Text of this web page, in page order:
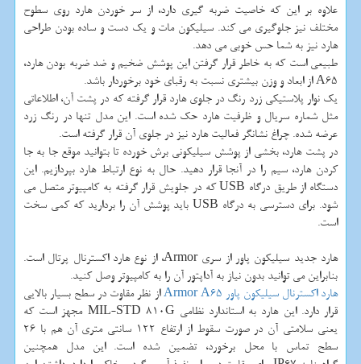
علاوه بر این که خاصیت ضربه گیری دارد، از سر خوردن هارد روی سطوح
مختلف نیز جلوگیری می کند. سیلیکون مات و یک دست و ساده بودن طراحی
هارد نیز به شما حس خوبی می دهد.
طبیعی است که به خاطر قرار گرفتن این پوشش ضخیم و ضد ضربه بودن هارد،
A65از ابعاد و وزن بیشتری نسبت به رقبای خود برخوردار باشد.
یک نوار پلاستیکی زرد رنگ در جلوی هارد قرار گرفته که در پشت آن، اطلاعاتی
مثل شماره سریال و ظرفیت هارد حک شده است. این مدل تنها در رنگ زرد
عرضه شده. چراغ نشانگر فعالیت هارد نیز در جلوی آن قرار گرفته است.
در پشت هارد، بخشی از پوشش سیلیکونی برش خورده تا بتوانید موقع جا به جا
کردن هارد، سیم را در آنجا قرار دهید. حال به نوع ارتباط هارد بپردازیم. این
دستگاه از طریق درگاه USBکه در جلویش قرار گرفته به کامپیوتر متصل می
شود. برای دسترسی به درگاه USBباید پوشش آن را بردارید که کمی سخت
است.
هارد جدید سیلیکون پاور از سریArmor، از نوع هارد اکسترنال پرتال است.
بنابراین می توانید بدون نیاز به آداپتور آن را به کامپیوتر وصل کنید.
هارد اکسترنال سیلیکون پاور Armor A65از نظر مقاوت در سطح بسیار بالایی
قرار دارد. این هارد به استاندارد نظامی MIL-STD 810Gمجهز است که
یعنی سلامتی آن در صورت سقوط از ارتفاع 122 سانتی متری آن هم با 26
سطح تماس با محل برخورد، تضمین شده است. این مدل همچنین